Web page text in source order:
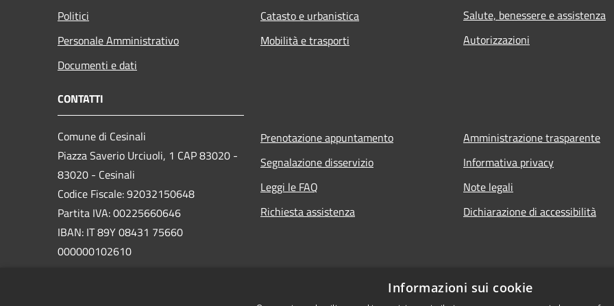
Politici
Personale Amministrativo
Documenti e dati
Catasto e urbanistica
Mobilità e trasporti
Salute, benessere e assistenza
Autorizzazioni
CONTATTI
Comune di Cesinali
Piazza Saverio Urciuoli, 1 CAP 83020 -
83020 - Cesinali
Codice Fiscale: 92032150648
Partita IVA: 00225660646
IBAN: IT 89Y 08431 75660
000000102610
Prenotazione appuntamento
Segnalazione disservizio
Leggi le FAQ
Richiesta assistenza
Amministrazione trasparente
Informativa privacy
Note legali
Dichiarazione di accessibilità
Informazioni sui cookie